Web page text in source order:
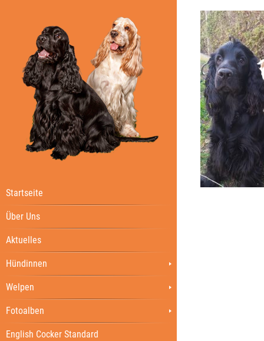
Startseite
Über Uns
Aktuelles
Hündinnen
Welpen
Fotoalben
English Cocker Standard